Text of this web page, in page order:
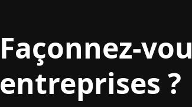
Façonnez-
entreprises ?